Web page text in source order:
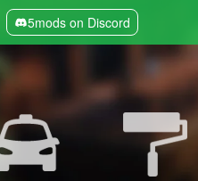
5mods on Discord